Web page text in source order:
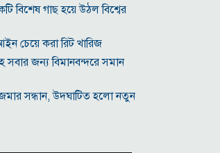
বিশেষ গাছ হয়ে উঠল বিশ্বের
চেয়ে করা রিট খারিজ
জন্য বিমানবন্দরে সমান
সন্ধান, উদ্ঘাটিত হলো নতুন
খানকে আদালতে তলব